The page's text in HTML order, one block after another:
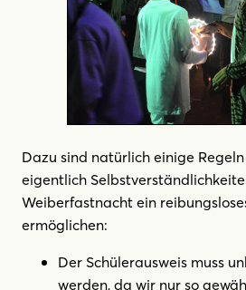
Dazu sind natürlich einige
eigentlich
Weiberfastnacht ein
ermöglichen:
Der Schülerausweis muss
werden, da wir nur so